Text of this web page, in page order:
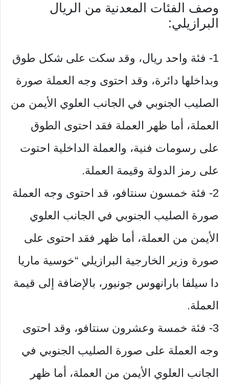
وصف الفئات المعدنية من الريال
البرازيلي:
1- فئة واحد ريال، وقد سكت على شكل طوق
وبداخلها دائرة، وقد احتوى وجه العملة صورة
الصليب الجنوبي في الجانب العلوي الأيمن من
العملة، أما ظهر العملة فقد احتوى الطوق
على رسومات فنية، والعملة الداخلية احتوت
على رمز الدولة وقيمة العملة.
2- فئة خمسون سنتافو، قد احتوى وجه العملة
صورة الصليب الجنوبي في الجانب العلوي
الأيمن من العملة، أما ظهر فقد احتوى على
صورة وزير الخارجية البرازيلي “خوسية ماريا
دا سيلفا بارانهوس جونيور، بالإضافة إلى قيمة
العملة.
3- فئة خمسة وعشرون سنتافو، وقد احتوى
وجه العملة على صورة الصليب الجنوبي في
الجانب العلوي الأيمن من العملة، أما ظهر